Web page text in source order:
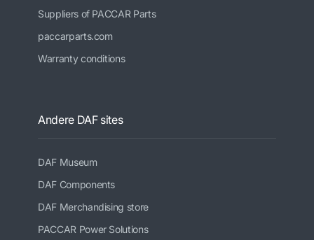
Suppliers of PACCAR Parts
paccarparts.com
Warranty conditions
Andere DAF sites
DAF Museum
DAF Components
DAF Merchandising store
PACCAR Power Solutions